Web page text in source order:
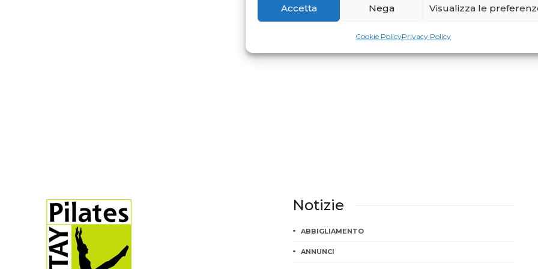
Accetta Nega Visualizza le
Cookie PolicyPrivacy Policy
Notizie
ABBIGLIAMENTO
ANNUNCI